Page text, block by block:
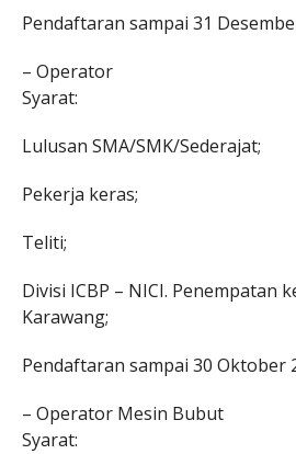
Pendaftaran sampai 31
– Operator
Syarat:
Lulusan SMA/SMK/Sederajat;
Pekerja keras;
Teliti;
Divisi ICBP – NICI. Penempatan
Karawang;
Pendaftaran sampai 30 Oktober
– Operator Mesin Bubut
Syarat: